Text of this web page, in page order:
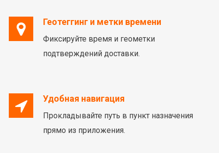
Геотеггинг и метки времени
Фиксируйте время и геометки
подтверждений доставки.
Удобная навигация
Прокладывайте путь в пункт назначения
прямо из приложения.